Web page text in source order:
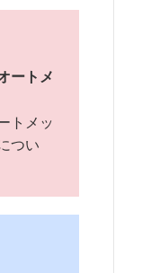
ートメ
トメッ
つい